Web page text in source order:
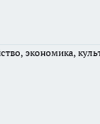
экономика,